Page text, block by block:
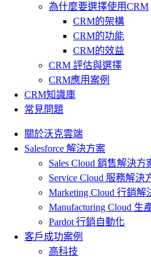
為什麼要選擇使用CRM
CRM的架構
CRM的功能
CRM的效益
CRM 評估與選擇
CRM應用案例
CRM知識庫
常見問題
關於沃克雲端
Salesforce 解決方案
Sales Cloud 銷售解決方
Service Cloud 服務解決
Marketing Cloud 行銷解
Manufacturing Cloud 生
Pardot 行銷自動化
客戶成功案例
高科技